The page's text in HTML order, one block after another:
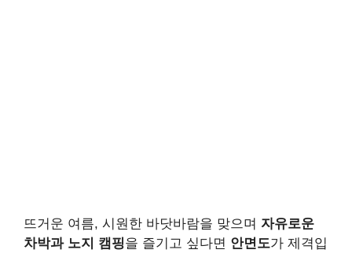
뜨거운 여름, 시원한 바닷바람을 맞으며 자유로운
차박과 노지 캠핑을 즐기고 싶다면 안면도가 제격입